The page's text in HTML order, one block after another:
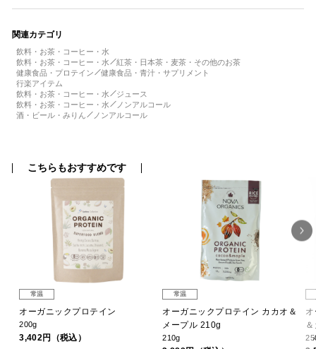
関連カテゴリ
飲料・お茶・コーヒー・水
飲料・お茶・コーヒー・水
紅茶・日本茶・麦茶・その他のお茶
健康食品・プロテイン
健康食品・青汁・サプリメント
行楽アイテム
飲料・お茶・コーヒー・水
ジュース
飲料・お茶・コーヒー・水
ノンアルコール
酒・ビール・みりん
ノンアルコール
こちらもおすすめです
常温
オーガニックプロテイン
200g
3,402円（税込）
常温
オーガニックプロテイン カカオ＆
メープル 210g
210g